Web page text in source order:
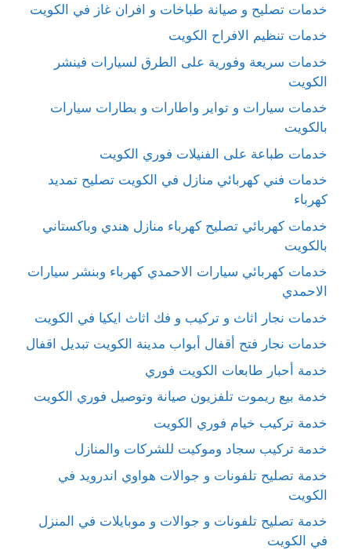
خدمات تصليح و صيانة طباخات و افران غاز في الكويت
خدمات تنظيم الافراح الكويت
خدمات سريعة وفورية على الطرق لسيارات فينشر
الكويت
خدمات سيارات و تواير واطارات و بطارات سيارات
بالكويت
خدمات طباعة على الفنيلات فوري الكويت
خدمات فني كهربائي منازل في الكويت تصليح تمديد
كهرباء
خدمات كهربائي تصليح كهرباء منازل هندي وباكستاني
بالكويت
خدمات كهربائي سيارات الاحمدي كهرباء وبنشر سيارات
الاحمدي
خدمات نجار اثاث و تركيب و فك اثاث ايكيا في الكويت
خدمات نجار فتح أقفال أبواب مدينة الكويت تبديل اقفال
خدمة أحبار طابعات الكويت فوري
خدمة بيع ريموت تلفزيون صيانة وتوصيل فوري الكويت
خدمة تركيب خيام فوري الكويت
خدمة تركيب سجاد وموكيت للشركات والمنازل
خدمة تصليح تلفونات و جوالات هواوي اندرويد في
الكويت
خدمة تصليح تلفونات و جوالات و موبايلات في المنزل
في الكويت